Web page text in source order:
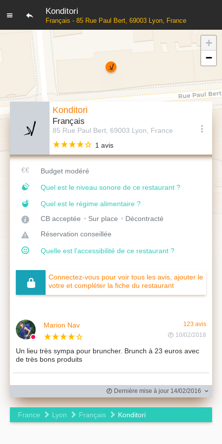
Konditori
Français - 85 Rue Paul Bert, 69003 Lyon, France
Konditori
Français
85 Rue Paul Bert, 69003 Lyon, France
1 avis
Budget modéré
Quel est le niveau sonore de ce restaurant ?
Quel est le régime alimentaire ?
CB acceptée
Sur place
Décontracté
Réservation conseillée
Quelle est l'accessibilité de ce restaurant ?
Connectez-vous pour voir tous les avis, ajouter le
votre et compléter la fiche du restaurant
Marion Nav
123 avis
10/02/2018
Un lieu très sympa pour bruncher. Brunch à 23 euros avec
de très bons produits
Dernière mise à jour 14/02/2016
France Lyon Français Konditori
+
−